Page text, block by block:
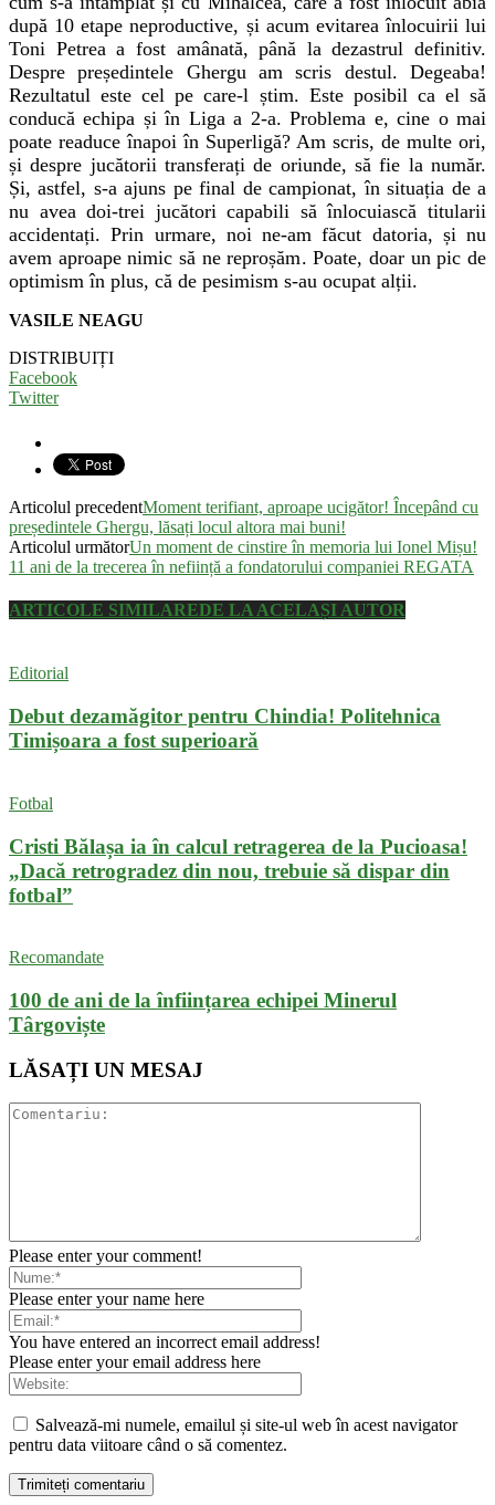
după 10 etape neproductive, și acum evitarea înlocuirii lui
Toni Petrea a fost amânată, până la dezastrul definitiv.
Despre președintele Ghergu am scris destul. Degeaba!
Rezultatul este cel pe care-l știm. Este posibil ca el să
conducă echipa și în Liga a 2-a. Problema e, cine o mai
poate readuce înapoi în Superligă? Am scris, de multe ori,
și despre jucătorii transferați de oriunde, să fie la număr.
Și, astfel, s-a ajuns pe final de campionat, în situația de a
nu avea doi-trei jucători capabili să înlocuiască titularii
accidentați. Prin urmare, noi ne-am făcut datoria, și nu
avem aproape nimic să ne reproșăm. Poate, doar un pic de
optimism în plus, că de pesimism s-au ocupat alții.
VASILE NEAGU
DISTRIBUIȚI
Facebook
Twitter
Articolul precedentMoment terifiant, aproape ucigător! Începând cu
președintele Ghergu, lăsați locul altora mai buni!
Articolul următorUn moment de cinstire în memoria lui Ionel Mișu!
11 ani de la trecerea în neființă a fondatorului companiei REGATA
ARTICOLE SIMILAREDE LA ACELAȘI AUTOR
Editorial
Debut dezamăgitor pentru Chindia! Politehnica
Timișoara a fost superioară
Fotbal
Cristi Bălașa ia în calcul retragerea de la Pucioasa!
„Dacă retrogradez din nou, trebuie să dispar din
fotbal”
Recomandate
100 de ani de la înființarea echipei Minerul
Târgoviște
LĂSAȚI UN MESAJ
Please enter your comment!
Please enter your name here
You have entered an incorrect email address!
Please enter your email address here
Salvează-mi numele, emailul și site-ul web în acest navigator
pentru data viitoare când o să comentez.